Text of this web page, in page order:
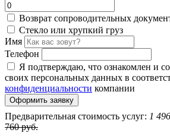
Возврат сопроводительных
Стекло или хрупкий груз
Имя
Телефон
Я подтверждаю, что ознакомлен и
своих персональных данных в
конфиденциальности компании
Оформить заявку
Предварительная стоимость услуг: 1 496
760 руб.